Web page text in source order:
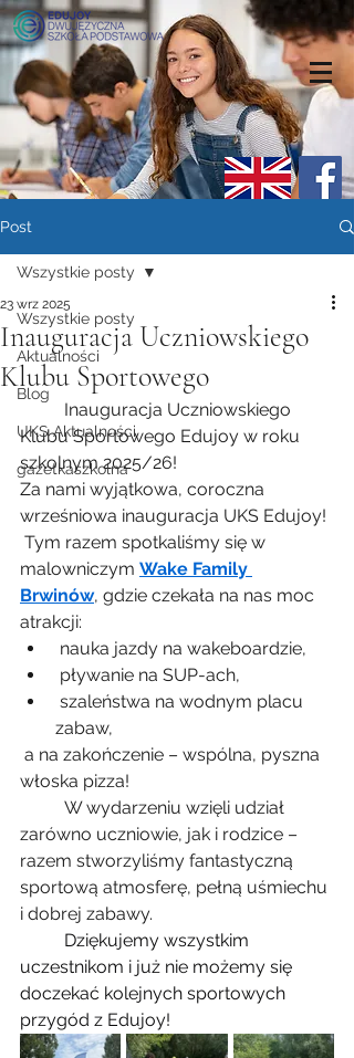
Post
Wszystkie posty
Aktualności
Blog
UKS Aktualności
gazetkaszkolna
Wszystkie posty
Inauguracja Uczniowskiego
Klubu Sportowego
23 wrz 2025
	Inauguracja Uczniowskiego
Klubu Sportowego Edujoy w roku
szkolnym 2025/26!
Za nami wyjątkowa, coroczna
wrześniowa inauguracja UKS Edujoy!
Tym razem spotkaliśmy się w
malowniczym Wake Family
Brwinów, gdzie czekała na nas moc
atrakcji:
nauka jazdy na wakeboardzie,
pływanie na SUP-ach,
szaleństwa na wodnym placu
zabaw,
a na zakończenie – wspólna, pyszna
włoska pizza!
zarówno uczniowie, jak i rodzice –
razem stworzyliśmy fantastyczną
sportową atmosferę, pełną uśmiechu
i dobrej zabawy.
uczestnikom i już nie możemy się
doczekać kolejnych sportowych
przygód z Edujoy!